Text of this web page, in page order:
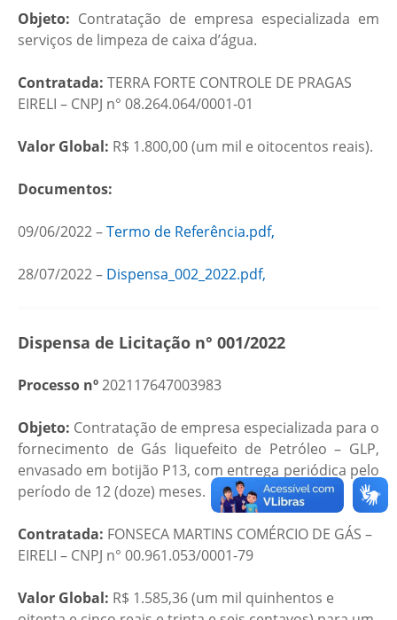
Objeto: Contratação de empresa especializada em
serviços de limpeza de caixa d’água.
Contratada: TERRA FORTE CONTROLE DE PRAGAS
EIRELI – CNPJ n° 08.264.064/0001-01
Valor Global: R$ 1.800,00 (um mil e oitocentos reais)​.
Documentos:
09/06/2022 –Termo de Referência.pdf,
28/07/2022 – Dispensa_002_2022.pdf,
Dispensa de Licitação n° 001/2022
Processo nº202117647003983
Objeto: Contratação de empresa especializada para o
fornecimento de Gás liquefeito de Petróleo – GLP,
envasado em botijão P13, com entrega periódica pelo
período de 12 (doze) meses.
Contratada: FONSECA MARTINS COMÉRCIO DE GÁS –
EIRELI – CNPJ n° 00.961.053/0001-79
Valor Global: R$ 1.585,36 (um mil quinhentos e